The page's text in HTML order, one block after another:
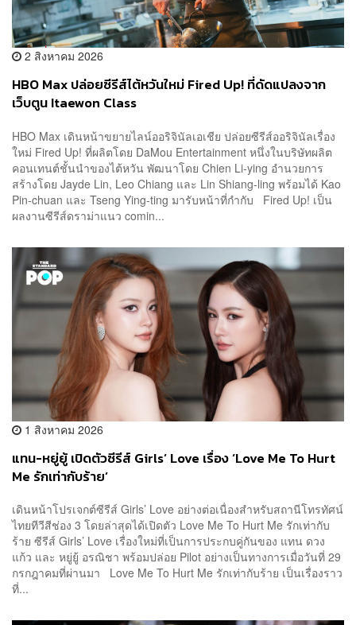
2 สิงหาคม 2026
HBO Max ปล่อยซีรีส์ไต้หวันใหม่ Fired Up! ที่ดัดแปลงจาก
เว็บตูน Itaewon Class
HBO Max เดินหน้าขยายไลน์ออริจินัลเอเชีย ปล่อยซีรีส์ออริจินัลเรื่อง
ใหม่ Fired Up! ที่ผลิตโดย DaMou Entertainment หนึ่งในบริษัทผลิต
คอนเทนต์ชั้นนำของไต้หวัน พัฒนาโดย Chien Li-ying อำนวยการ
สร้างโดย Jayde Lin, Leo Chiang และ Lin Shiang-ling พร้อมได้ Kao
Pin-chuan และ Tseng Ying-ting มารับหน้าที่กำกับ Fired Up! เป็น
ผลงานซีรีส์ดราม่าแนว comin...
1 สิงหาคม 2026
แทน-หยู่ยู้ เปิดตัวซีรีส์ Girls’ Love เรื่อง ‘Love Me To Hurt
Me รักเท่ากับร้าย’
เดินหน้าโปรเจกต์ซีรีส์ Girls’ Love อย่างต่อเนื่องสำหรับสถานีโทรทัศน์
ไทยทีวีสีช่อง 3 โดยล่าสุดได้เปิดตัว Love Me To Hurt Me รักเท่ากับ
ร้าย ซีรีส์ Girls’ Love เรื่องใหม่ที่เป็นการประกบคู่กันของ แทน ดวง
แก้ว และ หยู่ยู้ อรณิชา พร้อมปล่อย Pilot อย่างเป็นทางการเมื่อวันที่ 29
กรกฎาคมที่ผ่านมา Love Me To Hurt Me รักเท่ากับร้าย เป็นเรื่องราว
ที่...